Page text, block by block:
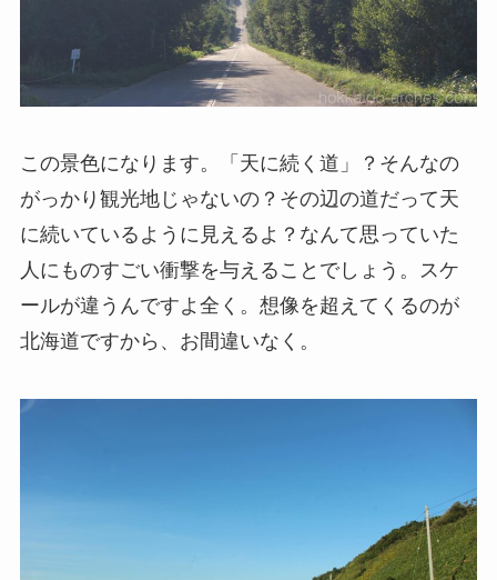
この景色になります。「天に続く道」？そんなの
がっかり観光地じゃないの？その辺の道だって天
に続いているように見えるよ？なんて思っていた
人にものすごい衝撃を与えることでしょう。スケ
ールが違うんですよ全く。想像を超えてくるのが
北海道ですから、お間違いなく。